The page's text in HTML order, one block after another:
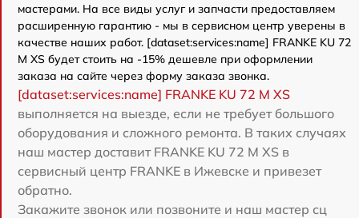
мастерами. На все виды услуг и запчасти предоставляем
расширенную гарантию - мы в сервисном центр уверены в
качестве наших работ. [dataset:services:name] FRANKE KU 72
M XS будет стоить на -15% дешевле при оформлении
заказа на сайте через форму заказа звонка.
[dataset:services:name] FRANKE KU 72 M XS
выполняется на выезде, если не требует большого
оборудования и сложного ремонта. В таких случаях
наш мастер доставит FRANKE KU 72 M XS в
сервисный центр FRANKE в Ижевске и привезет
обратно.
Закажите звонок или позвоните и наш мастер сц